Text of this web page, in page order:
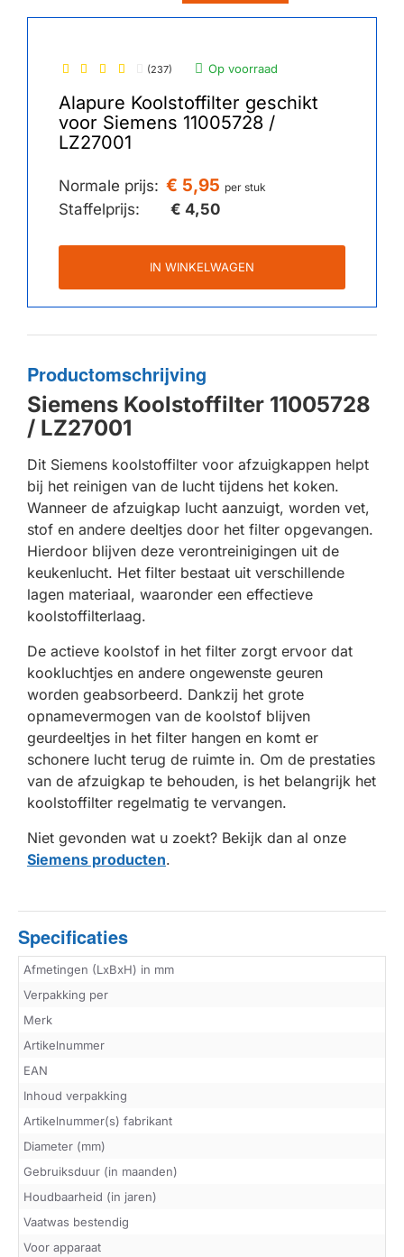
(237) Op voorraad
Alapure Koolstoffilter geschikt
voor Siemens 11005728 /
LZ27001
Normale prijs: € 5,95 per stuk
Staffelprijs: € 4,50
IN WINKELWAGEN
Productomschrijving
Siemens Koolstoffilter 11005728
/ LZ27001
Dit Siemens koolstoffilter voor afzuigkappen helpt
bij het reinigen van de lucht tijdens het koken.
Wanneer de afzuigkap lucht aanzuigt, worden vet,
stof en andere deeltjes door het filter opgevangen.
Hierdoor blijven deze verontreinigingen uit de
keukenlucht. Het filter bestaat uit verschillende
lagen materiaal, waaronder een effectieve
koolstoffilterlaag.
De actieve koolstof in het filter zorgt ervoor dat
kookluchtjes en andere ongewenste geuren
worden geabsorbeerd. Dankzij het grote
opnamevermogen van de koolstof blijven
geurdeeltjes in het filter hangen en komt er
schonere lucht terug de ruimte in. Om de prestaties
van de afzuigkap te behouden, is het belangrijk het
koolstoffilter regelmatig te vervangen.
Niet gevonden wat u zoekt? Bekijk dan al onze
Siemens producten.
Specificaties
Afmetingen (LxBxH) in mm
Verpakking per
Merk
Artikelnummer
EAN
Inhoud verpakking
Artikelnummer(s) fabrikant
Diameter (mm)
Gebruiksduur (in maanden)
Houdbaarheid (in jaren)
Vaatwas bestendig
Voor apparaat